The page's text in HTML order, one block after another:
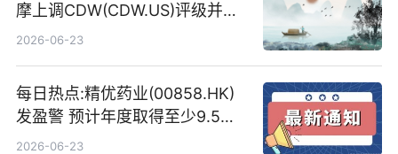
摩上调CDW(CDW.US)评级并看
高IBM(IBM.US)戴尔(DELL.US)
2026-06-23
每日热点:精优药业(00858.HK)
发盈警 预计年度取得至少9.5亿
港元的亏损 同比盈转亏
2026-06-23